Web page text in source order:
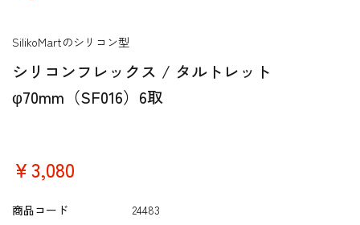
シリコンフレックス / タルトレット
φ70mm（SF016）6取
SilikoMartのシリコン型
￥3,080
商品コード
24483